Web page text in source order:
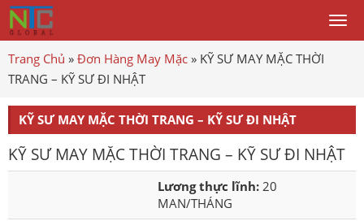
Trang Chủ » Đơn Hàng May Mặc » KỸ SƯ MAY MẶC THỜI
TRANG – KỸ SƯ ĐI NHẬT
KỸ SƯ MAY MẶC THỜI TRANG – KỸ SƯ ĐI NHẬT
KỸ SƯ MAY MẶC THỜI TRANG – KỸ SƯ ĐI NHẬT
Lương thực lĩnh: 20
MAN/THÁNG